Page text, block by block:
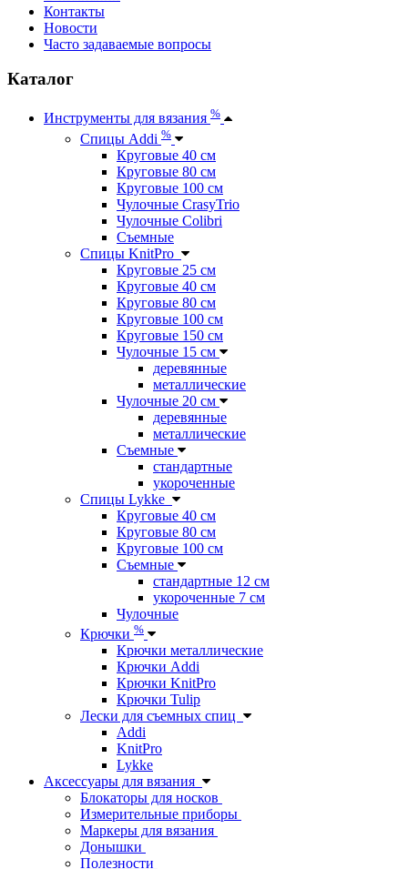
Контакты
Новости
Часто задаваемые вопросы
Каталог
Инструменты для вязания %
Спицы Addi %
Круговые 40 см
Круговые 80 см
Круговые 100 см
Чулочные CrasyTrio
Чулочные Colibri
Съемные
Спицы KnitPro
Круговые 25 см
Круговые 40 см
Круговые 80 см
Круговые 100 см
Круговые 150 см
Чулочные 15 см
деревянные
металлические
Чулочные 20 см
деревянные
металлические
Съемные
стандартные
укороченные
Спицы Lykke
Круговые 40 см
Круговые 80 см
Круговые 100 см
Съемные
стандартные 12 см
укороченные 7 см
Чулочные
Крючки %
Крючки металлические
Крючки Addi
Крючки KnitPro
Крючки Tulip
Лески для съемных спиц
Addi
KnitPro
Lykke
Аксессуары для вязания
Блокаторы для носков
Измерительные приборы
Маркеры для вязания
Донышки
Полезности